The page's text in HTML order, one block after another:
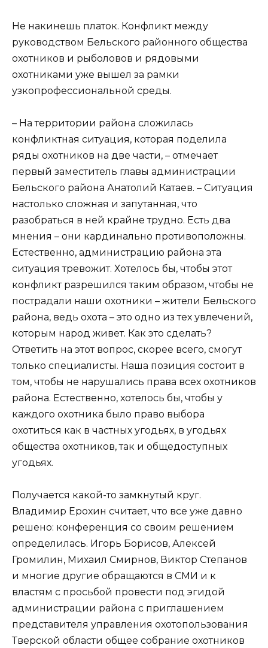
Не накинешь платок. Конфликт между
руководством Бельского районного общества
охотников и рыболовов и рядовыми
охотниками уже вышел за рамки
узкопрофессиональной среды.
– На территории района сложилась
конфликтная ситуация, которая поделила
ряды охотников на две части, – отмечает
первый заместитель главы администрации
Бельского района Анатолий Катаев. – Ситуация
настолько сложная и запутанная, что
разобраться в ней крайне трудно. Есть два
мнения – они кардинально противоположны.
Естественно, администрацию района эта
ситуация тревожит. Хотелось бы, чтобы этот
конфликт разрешился таким образом, чтобы не
пострадали наши охотники – жители Бельского
района, ведь охота – это одно из тех увлечений,
которым народ живет. Как это сделать?
Ответить на этот вопрос, скорее всего, смогут
только специалисты. Наша позиция состоит в
том, чтобы не нарушались права всех охотников
района. Естественно, хотелось бы, чтобы у
каждого охотника было право выбора
охотиться как в частных угодьях, в угодьях
общества охотников, так и общедоступных
угодьях.
Получается какой-то замкнутый круг.
Владимир Ерохин считает, что все уже давно
решено: конференция со своим решением
определилась. Игорь Борисов, Алексей
Громилин, Михаил Смирнов, Виктор Степанов
и многие другие обращаются в СМИ и к
властям с просьбой провести под эгидой
администрации района с приглашением
представителя управления охотопользования
Тверской области общее собрание охотников